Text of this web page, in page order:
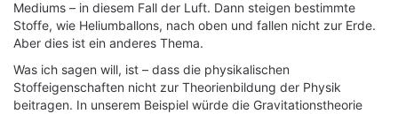
Mediums – in diesem Fall der Luft. Dann steigen bestimmte
Stoffe, wie Heliumballons, nach oben und fallen nicht zur Erde.
Aber dies ist ein anderes Thema.
Was ich sagen will, ist – dass die physikalischen
Stoffeigenschaften nicht zur Theorienbildung der Physik
beitragen. In unserem Beispiel würde die Gravitationstheorie